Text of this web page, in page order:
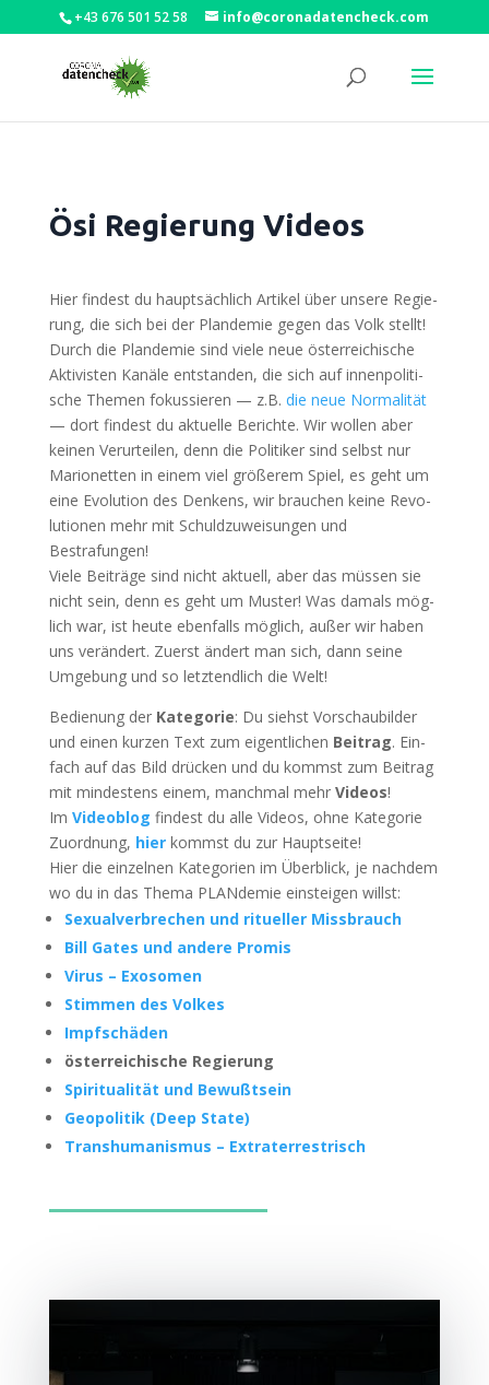
+43 676 501 52 58 info@coronadatencheck.com
Ösi Regierung Videos
Hier fin­dest du haupt­säch­lich Arti­kel über unse­re Regie­
rung, die sich bei der Plan­de­mie gegen das Volk stellt!
Durch die Plan­de­mie sind vie­le neue öster­rei­chi­sche
Akti­vis­ten Kanä­le ent­stan­den, die sich auf innen­po­li­ti­
sche The­men fokus­sie­ren — z.B. die neue Nor­ma­li­tät
— dort fin­dest du aktu­el­le Berich­te. Wir wol­len aber
kei­nen Ver­ur­tei­len, denn die Poli­ti­ker sind selbst nur
Mario­net­ten in einem viel grö­ße­rem Spiel, es geht um
eine Evo­lu­ti­on des Den­kens, wir brau­chen kei­ne Revo­
lu­tio­nen mehr mit Schuld­zu­wei­sun­gen und
Bestrafungen!
Vie­le Bei­trä­ge sind nicht aktu­ell, aber das müs­sen sie
nicht sein, denn es geht um Mus­ter! Was damals mög­
lich war, ist heu­te eben­falls mög­lich, außer wir haben
uns ver­än­dert. Zuerst ändert man sich, dann sei­ne
Umge­bung und so letzt­end­lich die Welt!
Bedie­nung der Kate­go­rie: Du siehst Vor­schau­bil­der
und einen kur­zen Text zum eigent­li­chen Bei­trag. Ein­
fach auf das Bild drü­cken und du kommst zum Bei­trag
mit min­des­tens einem, manch­mal mehr Vide­os!
Im Video­blog fin­dest du alle Vide­os, ohne Kate­go­rie
Zuord­nung, hierkommst du zur Hauptseite!
Hier die ein­zel­nen Kate­go­rien im Über­blick, je nach­dem
wo du in das The­ma PLAN­de­mie ein­stei­gen willst:
Sexu­al­ver­bre­chen und ritu­el­ler Missbrauch
Bill Gates und ande­re Promis
Virus – Exosomen
Stim­men des Volkes
Impf­schä­den
öster­rei­chi­sche Regierung
Spi­ri­tua­li­tät und Bewußtsein
Geo­po­li­tik (Deep State)
Trans­hu­ma­nis­mus – Extra­ter­res­trisch